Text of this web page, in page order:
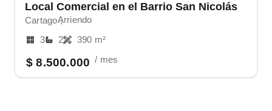
Local Comercial en el Barrio San Nicolás
Cartago ,Arriendo
3
2 390 m²
$ 8.500.000 / mes